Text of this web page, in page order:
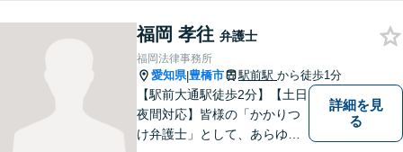
軽にお電話ください。
福岡 孝往 弁護士
福岡法律事務所
愛知県|豊橋市 駅前駅 から徒歩1分
【駅前大通駅徒歩2分】【土日
夜間対応】皆様の「かかりつ
け弁護士」として、あらゆる
詳細を見
る